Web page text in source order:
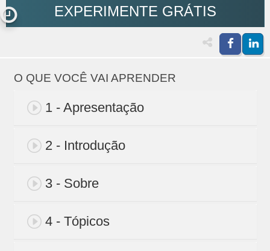
EXPERIMENTE GRÁTIS
O QUE VOCÊ VAI APRENDER
1 - Apresentação
2 - Introdução
3 - Sobre
4 - Tópicos